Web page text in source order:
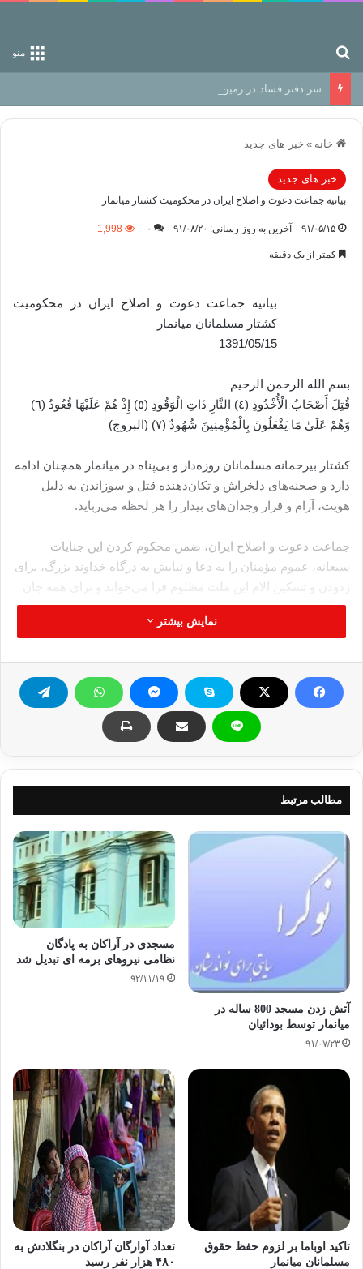
منو
سر دفتر فساد در زمین‌، دوری وکناره‌گیری از راه خداست‌!
خانه » خبر های جدید
خبر های جدید
بیانیه جماعت دعوت و اصلاح ایران در محکومیت کشتار میانمار
۹۱/۰۵/۱۵ آخرین به روز رسانی: ۹۱/۰۸/۲۰ ۰ 1,998
کمتر از یک دقیقه
بیانیه جماعت دعوت و اصلاح ایران در محکومیت
کشتار مسلمانان میانمار
1391/05/15
بسم الله الرحمن الرحیم
قُتِلَ أَصْحَابُ الْأُخْدُودِ (٤) النَّارِ ذَاتِ الْوَقُودِ (٥) إِذْ هُمْ عَلَيْهَا قُعُودٌ (٦)
وَهُمْ عَلَىٰ مَا يَفْعَلُونَ بِالْمُؤْمِنِينَ شُهُودٌ (۷) (البروج)
کشتار بیرحمانه مسلمانان روزه‌دار و بی‌پناه در میانمار همچنان ادامه
دارد و صحنه‌های دلخراش و تکان‌دهنده قتل و سوزاندن به دلیل
هویت، آرام و قرار وجدان‌های بیدار را هر لحظه می‌رباید.
جماعت دعوت و اصلاح ایران، ضمن محکوم کردن این جنایات
سبعانه، عموم مؤمنان را به دعا و نیایش به درگاه خداوند بزرگ، برای
زدودن و تسکین آلام این ملت مظلوم فرا می‌خواند و برای همه جان
باختگان این فاجعه دهشتناک طلب آمرزش می‌نماید.
۱۳۹۱/۵/۱۵
بیانیه جماعت دعوت و اصلاح ایران
نمایش بیشتر
مطالب مرتبط
آتش زدن مسجد 800 ساله در
میانمار توسط بودائیان
۹۱/۰۷/۲۳
مسجدی در آراکان به پادگان
نظامی نیروهای برمه ای تبدیل شد
۹۲/۱۱/۱۹
تاکید اوباما بر لزوم حفظ حقوق
مسلمانان میانمار
تعداد آوارگان آراکان در بنگلادش به
۴۸۰ هزار نفر رسید